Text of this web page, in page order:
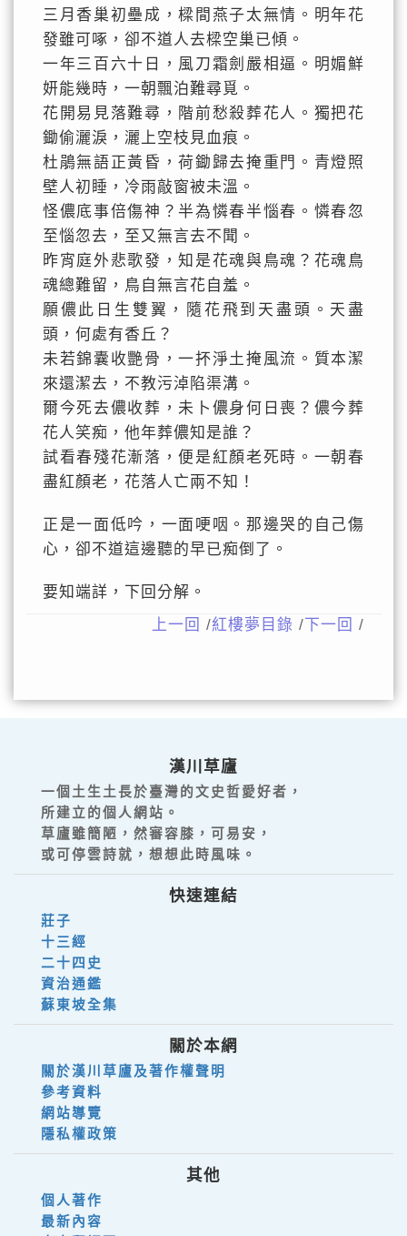
三月香巢初壘成，樑間燕子太無情。明年花
發雖可啄，卻不道人去樑空巢已傾。
一年三百六十日，風刀霜劍嚴相逼。明媚鮮
妍能幾時，一朝飄泊難尋覓。
花開易見落難尋，階前愁殺葬花人。獨把花
鋤偷灑淚，灑上空枝見血痕。
杜鵑無語正黃昏，荷鋤歸去掩重門。青燈照
壁人初睡，冷雨敲窗被未溫。
怪儂底事倍傷神？半為憐春半惱春。憐春忽
至惱忽去，至又無言去不聞。
昨宵庭外悲歌發，知是花魂與鳥魂？花魂鳥
魂總難留，鳥自無言花自羞。
願儂此日生雙翼，隨花飛到天盡頭。天盡
頭，何處有香丘？
未若錦囊收艷骨，一抔淨土掩風流。質本潔
來還潔去，不教污淖陷渠溝。
爾今死去儂收葬，未卜儂身何日喪？儂今葬
花人笑痴，他年葬儂知是誰？
試看春殘花漸落，便是紅顏老死時。一朝春
盡紅顏老，花落人亡兩不知！
正是一面低吟，一面哽咽。那邊哭的自己傷
心，卻不道這邊聽的早已痴倒了。
要知端詳，下回分解。
上一回 /紅樓夢目錄 /下一回 /
漢川草廬
一個土生土長於臺灣的文史哲愛好者，
所建立的個人網站。
草廬雖簡陋，然審容膝，可易安，
或可停雲詩就，想想此時風味。
快速連結
莊子
十三經
二十四史
資治通鑑
蘇東坡全集
關於本網
關於漢川草廬及著作權聲明
參考資料
網站導覽
隱私權政策
其他
個人著作
最新內容